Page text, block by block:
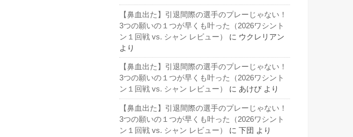
【鼻血出た】引退間際の選手のプレーじゃない！
3つの願いの１つが早くも叶った（2026ワシント
ン１回戦 vs. シャン レビュー）
に ウクレリアン
より
【鼻血出た】引退間際の選手のプレーじゃない！
3つの願いの１つが早くも叶った（2026ワシント
ン１回戦 vs. シャン レビュー）
に あけび より
【鼻血出た】引退間際の選手のプレーじゃない！
3つの願いの１つが早くも叶った（2026ワシント
ン１回戦 vs. シャン レビュー）
に 下団 より